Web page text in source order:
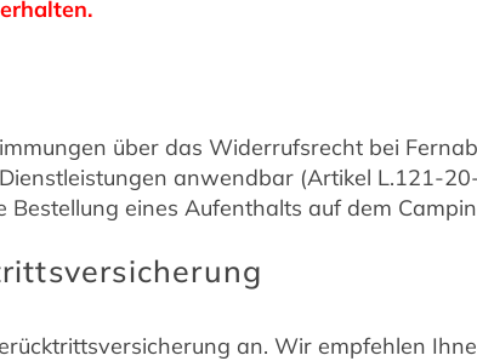
über das Widerrufsrecht bei
anwendbar (Artikel L.121-
eines Aufenthalts auf dem
an. Wir empfehlen